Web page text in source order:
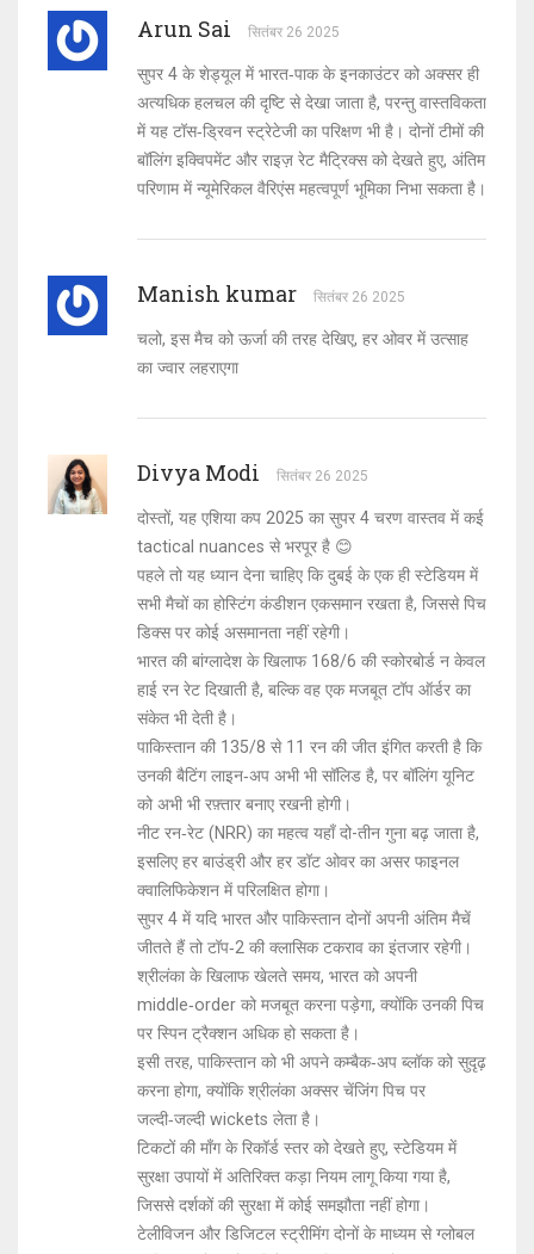
Arun Sai सितंबर 26 2025
सुपर 4 के शेड्यूल में भारत‑पाक के इनकाउंटर को अक्सर ही
अत्यधिक हलचल की दृष्टि से देखा जाता है, परन्तु वास्तविकता
में यह टॉस‑ड्रिवन स्ट्रेटेजी का परिक्षण भी है। दोनों टीमों की
बॉलिंग इक्विपमेंट और राइज़ रेट मैट्रिक्स को देखते हुए, अंतिम
परिणाम में न्यूमेरिकल वैरिएंस महत्वपूर्ण भूमिका निभा सकता है।
Manish kumar सितंबर 26 2025
चलो, इस मैच को ऊर्जा की तरह देखिए, हर ओवर में उत्साह
का ज्वार लहराएगा
Divya Modi सितंबर 26 2025
दोस्तों, यह एशिया कप 2025 का सुपर 4 चरण वास्तव में कई
tactical nuances से भरपूर है 😊
पहले तो यह ध्यान देना चाहिए कि दुबई के एक ही स्टेडियम में
सभी मैचों का होस्टिंग कंडीशन एकसमान रखता है, जिससे पिच
डिक्स पर कोई असमानता नहीं रहेगी।
भारत की बांग्लादेश के खिलाफ 168/6 की स्कोरबोर्ड न केवल
हाई रन रेट दिखाती है, बल्कि वह एक मजबूत टॉप ऑर्डर का
संकेत भी देती है।
पाकिस्तान की 135/8 से 11 रन की जीत इंगित करती है कि
उनकी बैटिंग लाइन‑अप अभी भी सॉलिड है, पर बॉलिंग यूनिट
को अभी भी रफ़्तार बनाए रखनी होगी।
नीट रन‑रेट (NRR) का महत्व यहाँ दो-तीन गुना बढ़ जाता है,
इसलिए हर बाउंड्री और हर डॉट ओवर का असर फाइनल
क्वालिफिकेशन में परिलक्षित होगा।
सुपर 4 में यदि भारत और पाकिस्तान दोनों अपनी अंतिम मैचें
जीतते हैं तो टॉप‑2 की क्लासिक टकराव का इंतजार रहेगी।
श्रीलंका के खिलाफ खेलते समय, भारत को अपनी
middle‑order को मजबूत करना पड़ेगा, क्योंकि उनकी पिच
पर स्पिन ट्रैक्शन अधिक हो सकता है।
इसी तरह, पाकिस्तान को भी अपने कम्बैक‑अप ब्लॉक को सुदृढ़
करना होगा, क्योंकि श्रीलंका अक्सर चेंजिंग पिच पर
जल्दी‑जल्दी wickets लेता है।
टिकटों की माँग के रिकॉर्ड स्तर को देखते हुए, स्टेडियम में
सुरक्षा उपायों में अतिरिक्त कड़ा नियम लागू किया गया है,
जिससे दर्शकों की सुरक्षा में कोई समझौता नहीं होगा।
टेलीविजन और डिजिटल स्ट्रीमिंग दोनों के माध्यम से ग्लोबल